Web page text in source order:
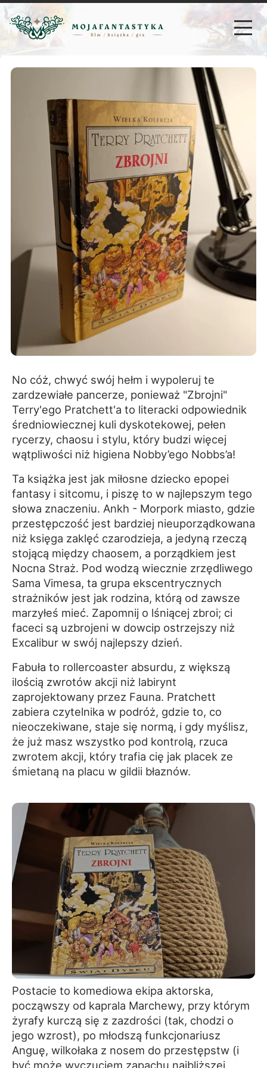
No cóż, chwyć swój hełm i wypoleruj te
zardzewiałe pancerze, ponieważ "Zbrojni"
Terry'ego Pratchett'a to literacki odpowiednik
średniowiecznej kuli dyskotekowej, pełen
rycerzy, chaosu i stylu, który budzi więcej
wątpliwości niż higiena Nobby’ego Nobbs’a!
Ta książka jest jak miłosne dziecko epopei
fantasy i sitcomu, i piszę to w najlepszym tego
słowa znaczeniu. Ankh - Morpork miasto, gdzie
przestępczość jest bardziej nieuporządkowana
niż księga zaklęć czarodzieja, a jedyną rzeczą
stojącą między chaosem, a porządkiem jest
Nocna Straż. Pod wodzą wiecznie zrzędliwego
Sama Vimesa, ta grupa ekscentrycznych
strażników jest jak rodzina, którą od zawsze
marzyłeś mieć. Zapomnij o lśniącej zbroi; ci
faceci są uzbrojeni w dowcip ostrzejszy niż
Excalibur w swój najlepszy dzień.
Fabuła to rollercoaster absurdu, z większą
ilością zwrotów akcji niż labirynt
zaprojektowany przez Fauna. Pratchett
zabiera czytelnika w podróż, gdzie to, co
nieoczekiwane, staje się normą, i gdy myślisz,
że już masz wszystko pod kontrolą, rzuca
zwrotem akcji, który trafia cię jak placek ze
śmietaną na placu w gildii błaznów.
Postacie to komediowa ekipa aktorska,
począwszy od kaprala Marchewy, przy którym
żyrafy kurczą się z zazdrości (tak, chodzi o
jego wzrost), po młodszą funkcjonariusz
Anguę, wilkołaka z nosem do przestępstw (i
być może wyczuciem zapachu najbliższej